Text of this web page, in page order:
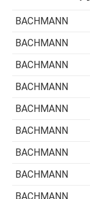
BACHMANN
BACHMANN
BACHMANN
BACHMANN
BACHMANN
BACHMANN
BACHMANN
BACHMANN
BACHMANN